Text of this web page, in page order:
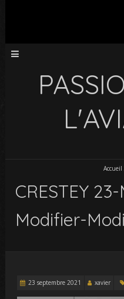
Accueil
CRESTEY
Modifier-
23 septembre 2021 xavier